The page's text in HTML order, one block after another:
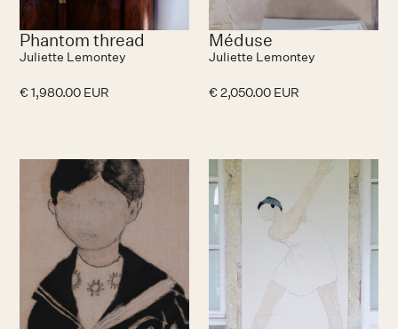
Phantom thread
Juliette Lemontey
€ 1,980.00 EUR
Méduse
Juliette Lemontey
€ 2,050.00 EUR